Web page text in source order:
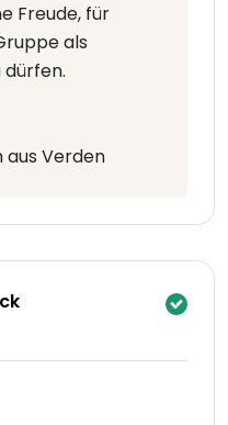
Freude, für
als
aus Verden